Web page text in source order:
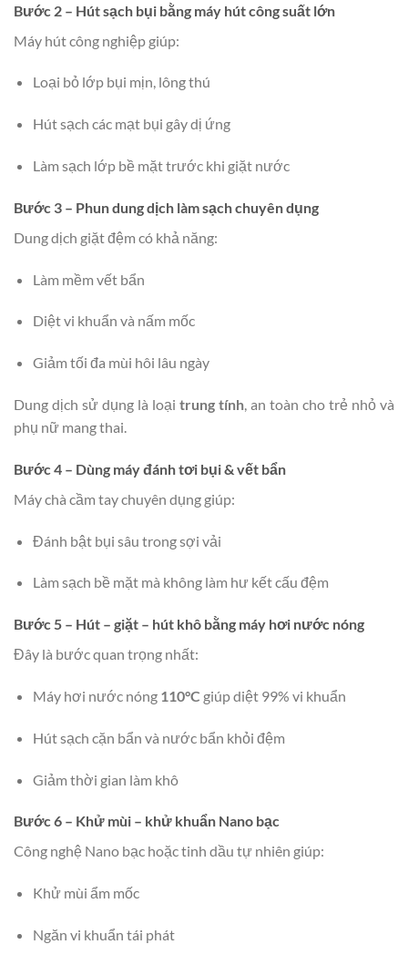
Bước 2 – Hút sạch bụi bằng máy hút công suất lớn
Máy hút công nghiệp giúp:
Loại bỏ lớp bụi mịn, lông thú
Hút sạch các mạt bụi gây dị ứng
Làm sạch lớp bề mặt trước khi giặt nước
Bước 3 – Phun dung dịch làm sạch chuyên dụng
Dung dịch giặt đệm có khả năng:
Làm mềm vết bẩn
Diệt vi khuẩn và nấm mốc
Giảm tối đa mùi hôi lâu ngày
Dung dịch sử dụng là loại trung tính, an toàn cho trẻ nhỏ và
phụ nữ mang thai.
Bước 4 – Dùng máy đánh tơi bụi & vết bẩn
Máy chà cầm tay chuyên dụng giúp:
Đánh bật bụi sâu trong sợi vải
Làm sạch bề mặt mà không làm hư kết cấu đệm
Bước 5 – Hút – giặt – hút khô bằng máy hơi nước nóng
Đây là bước quan trọng nhất:
Máy hơi nước nóng 110°C giúp diệt 99% vi khuẩn
Hút sạch cặn bẩn và nước bẩn khỏi đệm
Giảm thời gian làm khô
Bước 6 – Khử mùi – khử khuẩn Nano bạc
Công nghệ Nano bạc hoặc tinh dầu tự nhiên giúp:
Khử mùi ẩm mốc
Ngăn vi khuẩn tái phát